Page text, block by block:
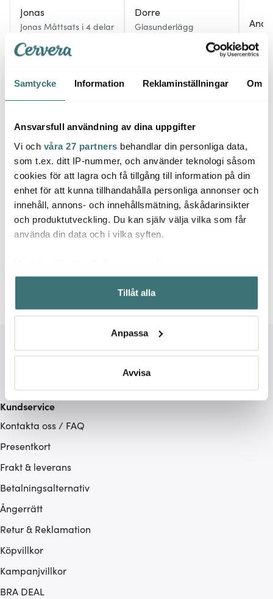
Samtycke Information Reklaminställningar Om
Ansvarsfull användning av dina uppgifter
Vi och våra 27 partners behandlar din personliga data,
som t.ex. ditt IP-nummer, och använder teknologi såsom
cookies för att lagra och få tillgång till information på din
enhet för att kunna tillhandahålla personliga annonser och
innehåll, annons- och innehållsmätning, åskådarinsikter
och produktutveckling. Du kan själv välja vilka som får
använda din data och i vilka syften.
Samla in information om din geografiska plats som
kan ha en noggrannhet på upp till flera meter
Identifiera din enhet genom att aktivt skanna den för
Ta reda på mer om hur dina personliga uppgifter
Du kan ändra eller dra tillbaka ditt samtycke när som
ska anpassas efter det som vi tror att du tycker om. Det
gör också att vi kan analysera vår trafik och göra
som du vill dela med dig av.
Tillåt alla
Anpassa
Avvisa
Jonas
Jonas Måttsats i 4 delar
129 kr
Dorre
Glasunderlägg
delar
659
Låt dig inspireras av våra kunder
Relaterade sidor
Kundservice
Kontakta oss / FAQ
Presentkort
Frakt & leverans
Betalningsalternativ
Ångerrätt
Retur & Reklamation
Köpvillkor
Kampanjvillkor
BRA DEAL